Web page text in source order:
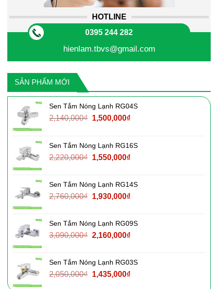
HOTLINE
0395 244 282
hienlam.tbvs@gmail.com
SẢN PHẨM MỚI
Sen Tắm Nóng Lạnh RG04S
2,140,000₫ Giá
2,140,000₫.
1,500,000₫Giá
là:
1,500,000₫.
Sen Tắm Nóng Lạnh RG16S
2,220,000₫ Giá
2,220,000₫.
1,550,000₫Giá
là:
1,550,000₫.
Sen Tắm Nóng Lạnh RG14S
2,760,000₫ Giá
2,760,000₫.
1,930,000₫Giá
là:
1,930,000₫.
Sen Tắm Nóng Lạnh RG09S
3,090,000₫ Giá
3,090,000₫.
2,160,000₫Giá
là:
2,160,000₫.
Sen Tắm Nóng Lạnh RG03S
2,050,000₫ Giá
1,435,000₫Giá